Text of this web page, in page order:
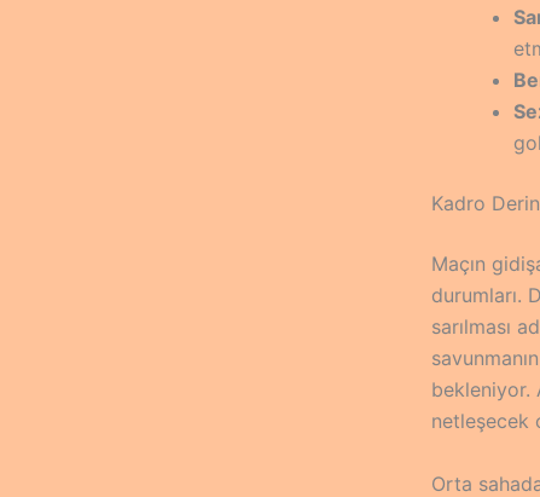
Kadro
Maçın
durumları.
sarılması
bekleniyor.
netleşecek
Orta